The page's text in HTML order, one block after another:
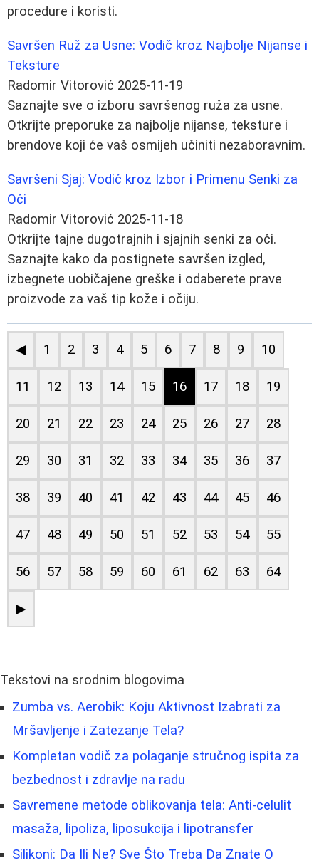
procedure i koristi.
Savršen Ruž za Usne: Vodič kroz Najbolje Nijanse i
Teksture
Radomir Vitorović 2025-11-19
Saznajte sve o izboru savršenog ruža za usne.
Otkrijte preporuke za najbolje nijanse, teksture i
brendove koji će vaš osmijeh učiniti nezaboravnim.
Savršeni Sjaj: Vodič kroz Izbor i Primenu Senki za
Oči
Radomir Vitorović 2025-11-18
Otkrijte tajne dugotrajnih i sjajnih senki za oči.
Saznajte kako da postignete savršen izgled,
izbegnete uobičajene greške i odaberete prave
proizvode za vaš tip kože i očiju.
◀ 1 2 3 4 5 6 7 8 9 10
11 12 13 14 15 16 17 18 19
20 21 22 23 24 25 26 27 28
29 30 31 32 33 34 35 36 37
38 39 40 41 42 43 44 45 46
47 48 49 50 51 52 53 54 55
56 57 58 59 60 61 62 63 64
▶
Tekstovi na srodnim blogovima
Zumba vs. Aerobik: Koju Aktivnost Izabrati za
Mršavljenje i Zatezanje Tela?
Kompletan vodič za polaganje stručnog ispita za
bezbednost i zdravlje na radu
Savremene metode oblikovanja tela: Anti-celulit
masaža, lipoliza, liposukcija i lipotransfer
Silikoni: Da Ili Ne? Sve Što Treba Da Znate O